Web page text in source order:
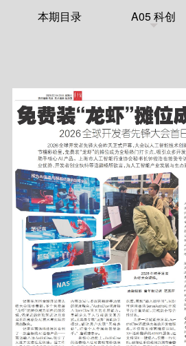
本期目录 A05 科创